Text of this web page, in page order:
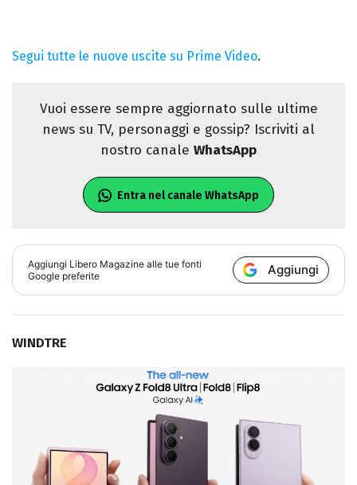
Segui tutte le nuove uscite su Prime Video.
Vuoi essere sempre aggiornato sulle ultime
news su TV, personaggi e gossip? Iscriviti al
nostro canale WhatsApp
Entra nel canale WhatsApp
Aggiungi Libero Magazine alle tue fonti
Google preferite
Aggiungi
WINDTRE